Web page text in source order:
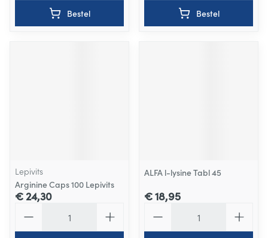
Bestel Bestel
Lepivits
Arginine Caps 100 Lepivits
€ 24,30
ALFA l-lysine Tabl 45
€ 18,95